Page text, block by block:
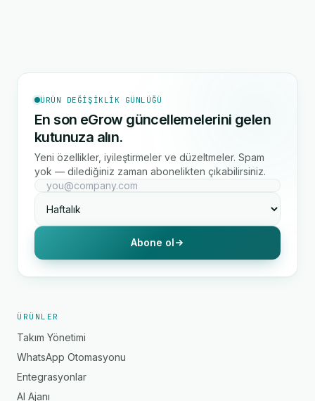
ÜRÜN DEĞIŞIKLIK GÜNLÜĞÜ
En son eGrow güncellemelerini gelen
kutunuza alın.
Yeni özellikler, iyileştirmeler ve düzeltmeler. Spam
yok — dilediğiniz zaman abonelikten çıkabilirsiniz.
Abone ol
ÜRÜNLER
Takım Yönetimi
WhatsApp Otomasyonu
Entegrasyonlar
AI Ajanı